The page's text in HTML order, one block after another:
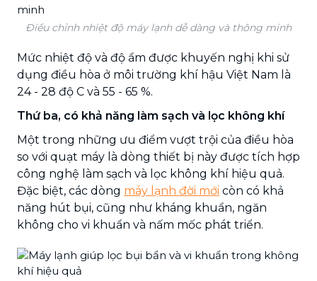
Điều chỉnh nhiệt độ máy lạnh dễ dàng và thông minh
Mức nhiệt độ và độ ẩm được khuyến nghị khi sử
dụng điều hòa ở môi trường khí hậu Việt Nam là
24 - 28 độ C và 55 - 65 %.
Thứ ba, có khả năng làm sạch và lọc không khí
Một trong những ưu điểm vượt trội của điều hòa
so với quạt máy là dòng thiết bị này được tích hợp
công nghệ làm sạch và lọc không khí hiệu quả.
Đặc biệt, các dòng máy lạnh đời mới còn có khả
năng hút bụi, cũng như kháng khuẩn, ngăn
không cho vi khuẩn và nấm mốc phát triển.